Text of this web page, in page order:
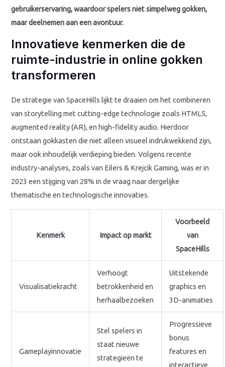
gebruikerservaring, waardoor spelers niet simpelweg gokken,
maar deelnemen aan een avontuur.
Innovatieve kenmerken die de
ruimte-industrie in online gokken
transformeren
De strategie van SpaceHills lijkt te draaien om het combineren
van storytelling met cutting-edge technologie zoals HTML5,
augmented reality (AR), en high-fidelity audio. Hierdoor
ontstaan gokkasten die niet alleen visueel indrukwekkend zijn,
maar ook inhoudelijk verdieping bieden. Volgens recente
industry-analyses, zoals van Eilers & Krejcik Gaming, was er in
2023 een stijging van 28% in de vraag naar dergelijke
thematische en technologische innovaties.
Kenmerk Impact op markt
Voorbeeld
van
SpaceHills
Visualisatiekracht
Verhoogt
betrokkenheid en
herhaalbezoeken
Uitstekende
graphics en
3D-animaties
Gameplayinnovatie
Stel spelers in
staat nieuwe
strategieën te
Progressieve
bonus
features en
interactieve